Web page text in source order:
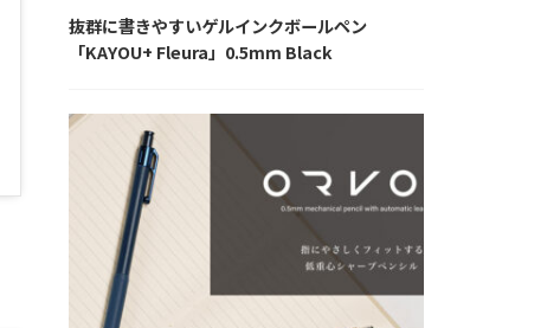
抜群に書きやすいゲルインクボールペン
「KAYOU+ Fleura」0.5mm Black